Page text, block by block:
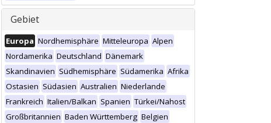
Gebiet
Europa Nordhemisphäre Mitteleuropa Alpen
Nordamerika Deutschland Dänemark
Skandinavien Südhemisphäre Südamerika Afrika
Ostasien Südasien Australien Niederlande
Frankreich Italien/Balkan Spanien Türkei/Nahost
Großbritannien Baden Württemberg Belgien